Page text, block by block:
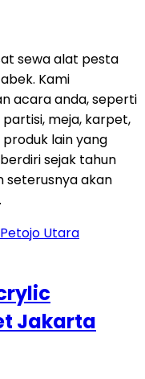
sewa alat pesta
Kami
acara anda, seperti
meja, karpet,
produk lain yang
sejak tahun
seterusnya akan
Jakarta